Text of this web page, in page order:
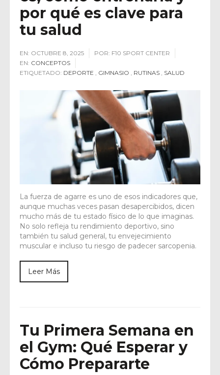
por qué es clave para
tu salud
EN: OCTUBRE 8, 2025 POR: F10 SPORT CENTER
EN: CONCEPTOS
ETIQUETADO: DEPORTE GIMNASIO RUTINAS SALUD
La fuerza de agarre es uno de esos indicadores que,
aunque muchas veces pasan desapercibidos, dicen
mucho más de tu estado físico de lo que imaginas.
No solo refleja tu rendimiento deportivo, sino
también tu salud general, tu envejecimiento
muscular e incluso tu riesgo de padecer sarcopenia.
Leer Más
Tu Primera Semana en
el Gym: Qué Esperar y
Cómo Prepararte